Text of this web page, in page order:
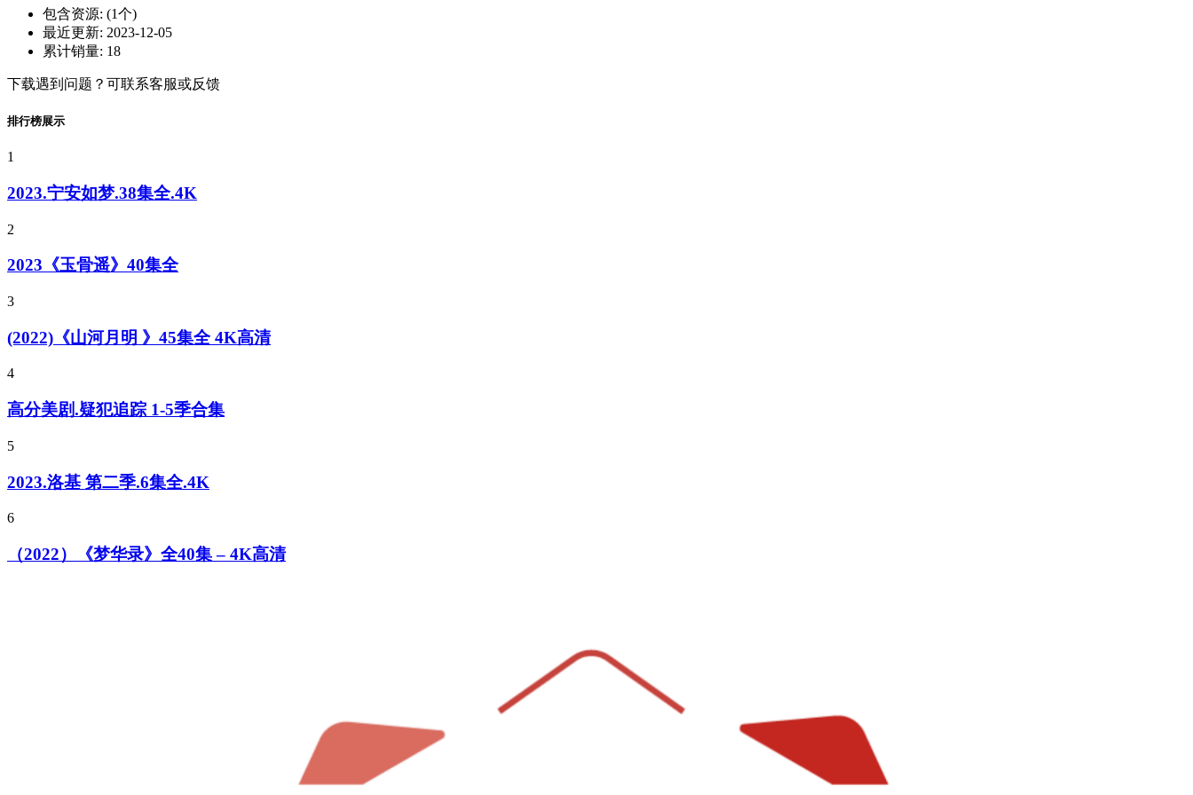
包含资源: (1个)
最近更新: 2023-12-05
累计销量: 18
下载遇到问题？可联系客服或反馈
排行榜展示
1
2023.宁安如梦.38集全.4K
2
2023《玉骨遥》40集全
3
(2022)《山河月明 》45集全 4K高清
4
高分美剧.疑犯追踪 1-5季合集
5
2023.洛基 第二季.6集全.4K
6
（2022）《梦华录》全40集 – 4K高清